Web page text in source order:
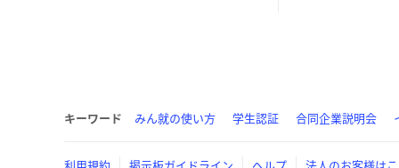
キーワード みん就の使い方 学生認証 合同企業説明会